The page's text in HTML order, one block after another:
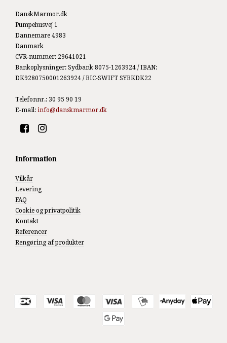
DanskMarmor.dk
Pumpehusvej 1
Dannemare 4983
Danmark
CVR-nummer: 29641021
Bankoplysninger: Sydbank 8075-1263924 / IBAN:
DK9280750001263924 / BIC-SWIFT SYBKDK22
Telefonnr.: 30 95 90 19
E-mail : info@danskmarmor.dk
Information
Vilkår
Levering
FAQ
Cookie og privatpolitik
Kontakt
Referencer
Rengøring af produkter